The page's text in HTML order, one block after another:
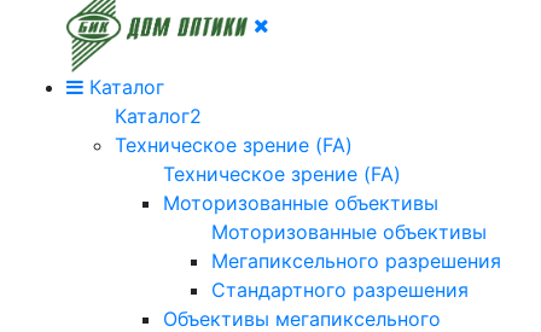
Каталог
Каталог2
Техническое зрение (FA)
Техническое зрение (FA)
Моторизованные объективы
Моторизованные объективы
Мегапиксельного разрешения
Стандартного разрешения
Объективы мегапиксельного